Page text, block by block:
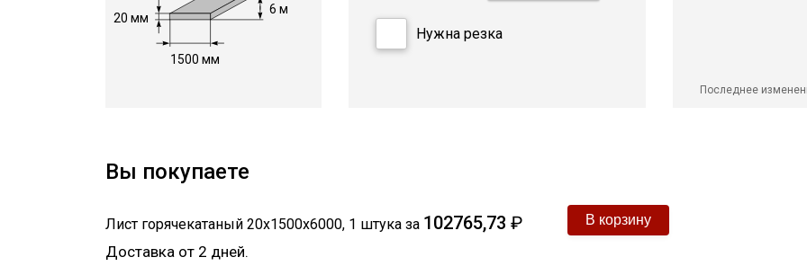
20 мм
6 м
1500 мм
Нужна резка
Последнее
Вы покупаете
Лист горячекатаный 20х1500х6000, 1 штука за 102765,73 ₽
Доставка от 2 дней.